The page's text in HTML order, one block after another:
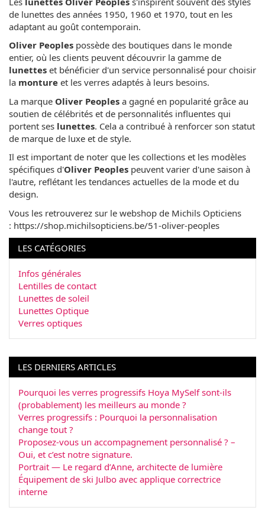
de lunettes des années 1950, 1960 et 1970, tout en les
adaptant au goût contemporain.
Oliver Peoples possède des boutiques dans le monde
entier, où les clients peuvent découvrir la gamme de
lunettes et bénéficier d'un service personnalisé pour choisir
la monture et les verres adaptés à leurs besoins.
La marque Oliver Peoples a gagné en popularité grâce au
soutien de célébrités et de personnalités influentes qui
portent ses lunettes. Cela a contribué à renforcer son statut
de marque de luxe et de style.
Il est important de noter que les collections et les modèles
spécifiques d'Oliver Peoples peuvent varier d'une saison à
l'autre, reflétant les tendances actuelles de la mode et du
design.
Vous les retrouverez sur le webshop de Michils Opticiens
: https://shop.michilsopticiens.be/51-oliver-peoples
LES CATÉGORIES
Infos générales
Lentilles de contact
Lunettes de soleil
Lunettes Optique
Verres optiques
LES DERNIERS ARTICLES
Pourquoi les verres progressifs Hoya MySelf sont-ils
(probablement) les meilleurs au monde ?
Verres progressifs : Pourquoi la personnalisation
change tout ?
Proposez-vous un accompagnement personnalisé ? –
Oui, et c’est notre signature.
Portrait — Le regard d’Anne, architecte de lumière
Équipement de ski Julbo avec applique correctrice
interne